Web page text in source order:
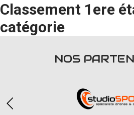
RÉSULTATS
PHOTOS / WEB TV
PARTENAIRES
Classement 1ere
catégorie
NOS